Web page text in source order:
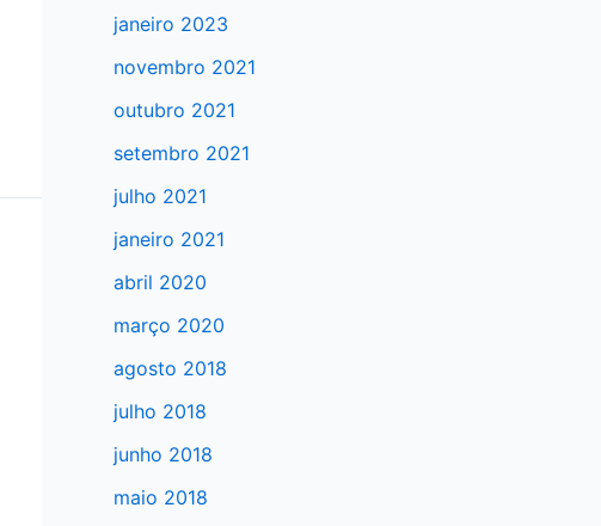
r
:
janeiro 2023
novembro 2021
outubro 2021
setembro 2021
julho 2021
janeiro 2021
abril 2020
março 2020
agosto 2018
julho 2018
junho 2018
maio 2018